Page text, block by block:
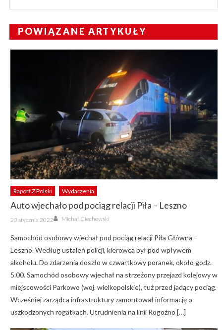
POWIĄZANE ARTYKUŁY
Raport Z Polski Wydarzenia
Auto wjechało pod pociąg relacji Piła – Leszno
Posted
on
20 stycznia 2022 Author
Michał Ciechowski
Samochód osobowy wjechał pod pociąg relacji Piła Główna –
Leszno. Według ustaleń policji, kierowca był pod wpływem
alkoholu. Do zdarzenia doszło w czwartkowy poranek, około godz.
5.00. Samochód osobowy wjechał na strzeżony przejazd kolejowy w
miejscowości Parkowo (woj. wielkopolskie), tuż przed jadący pociąg.
Wcześniej zarządca infrastruktury zamontował informację o
uszkodzonych rogatkach. Utrudnienia na linii Rogoźno […]